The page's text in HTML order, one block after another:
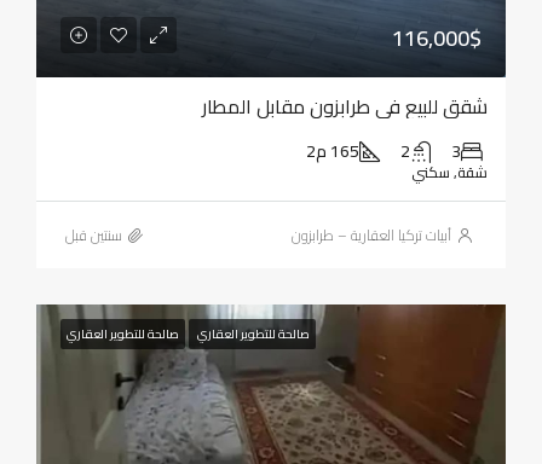
116,000$
شقق للبيع في طرابزون مقابل المطار
3
2 165 م2
شقة, سكني
أبيات تركيا العقارية – طرابزون ‏سنتين قبل
صالحة للتطوير العقاري صالحة للتطوير العقاري